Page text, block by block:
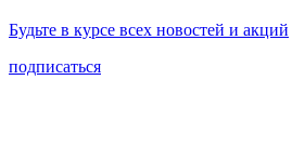
Будьте в курсе всех новостей и акций
подписаться